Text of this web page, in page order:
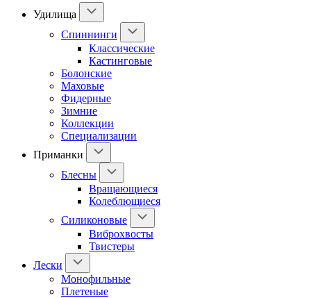
Удилища
Спиннинги
Классические
Кастинговые
Болонские
Маховые
Фидерные
Зимние
Коллекции
Специализации
Приманки
Блесны
Вращающиеся
Колеблющиеся
Силиконовые
Виброхвосты
Твистеры
Лески
Монофильные
Плетеные